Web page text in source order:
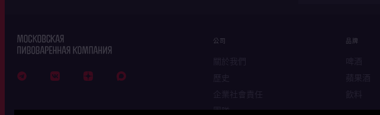
公司
團隊
品牌